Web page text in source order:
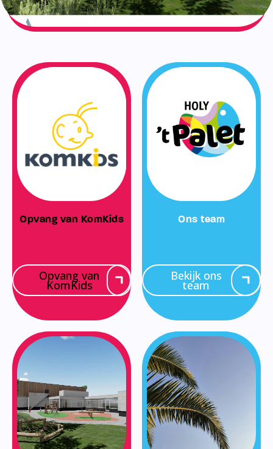
Opvang van KomKids
Opvang van
KomKids
Ons team
Bekijk ons
team